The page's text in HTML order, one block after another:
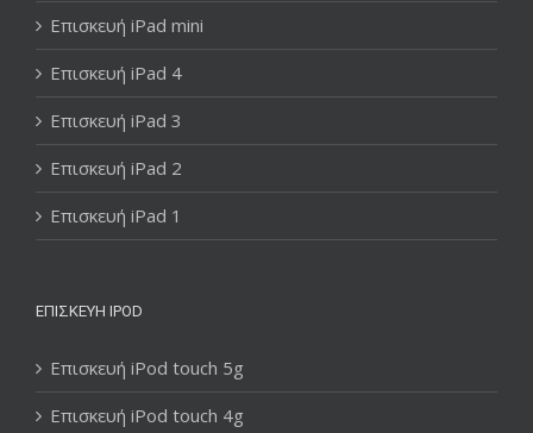
Επισκευή iPad mini
Επισκευή iPad 4
Επισκευή iPad 3
Επισκευή iPad 2
Επισκευή iPad 1
ΕΠΙΣΚΕΥΉ IPOD
Επισκευή iPod touch 5g
Επισκευή iPod touch 4g